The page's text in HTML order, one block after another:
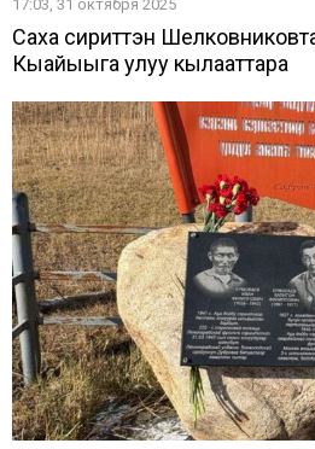
17:03, 31 октября 2025
Саха сириттэн
Кыайыыга улуу кылааттара